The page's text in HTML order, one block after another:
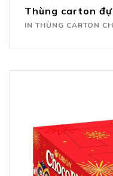
Thùng carton
IN THÙNG CARTON